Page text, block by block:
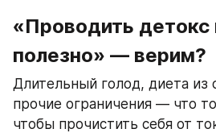
«Проводить детокс
полезно» — верим?
Длительный голод, диета из
прочие ограничения — что
чтобы прочистить себя от